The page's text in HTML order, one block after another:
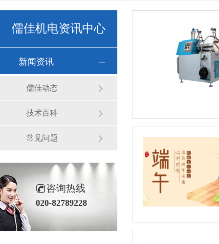
儒佳机电资讯中心
新闻资讯
儒佳动态
技术百科
常见问题
咨询热线
020-82789228